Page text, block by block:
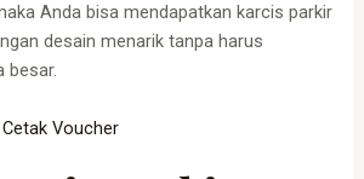
Anda bisa mendapatkan karcis parkir
desain menarik tanpa harus
besar.
Voucher